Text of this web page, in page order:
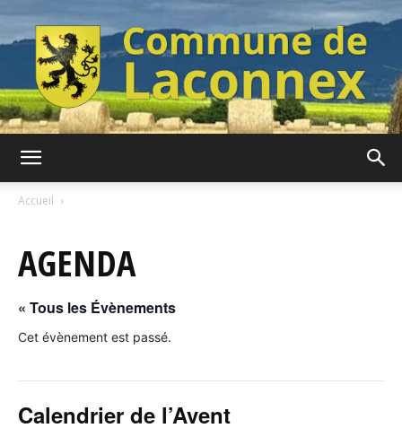
Laconnex
Accueil
AGENDA
« Tous les Évènements
Cet évènement est passé.
Calendrier de l’Avent